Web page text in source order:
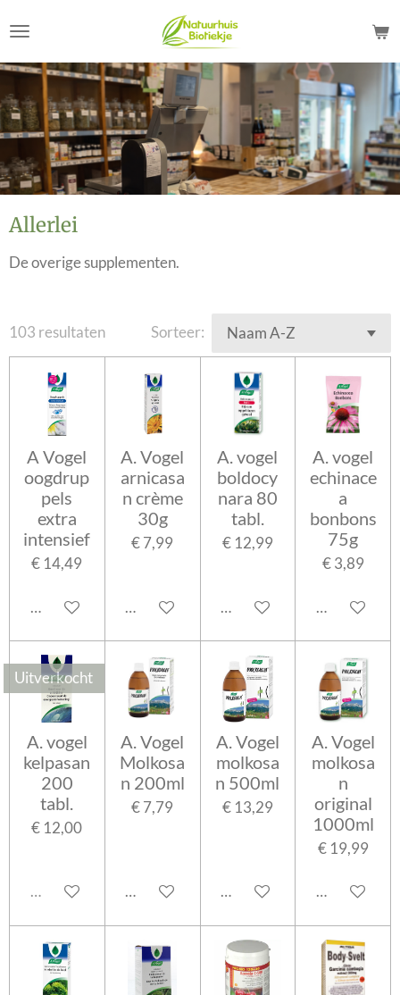
direct
naar
hoofdinhoud
Allerlei
De overige supplementen.
103 resultaten Sorteer:
A Vogel
oogdrup
pels
extra
intensief
€ 14,49
In winkelwagen
A. Vogel
arnicasa
n crème
30g
€ 7,99
In winkelwagen
A. vogel
boldocy
nara 80
tabl.
€ 12,99
In winkelwagen
A. vogel
echinace
a
bonbons
75g
€ 3,89
In
Uitverkocht
A. vogel
kelpasan
200
tabl.
€ 12,00
Uitverkocht
A. Vogel
Molkosa
n 200ml
€ 7,79
In winkelwagen
A. Vogel
molkosa
n 500ml
€ 13,29
In winkelwagen
A. Vogel
molkosa
n
original
1000ml
€ 19,99
In